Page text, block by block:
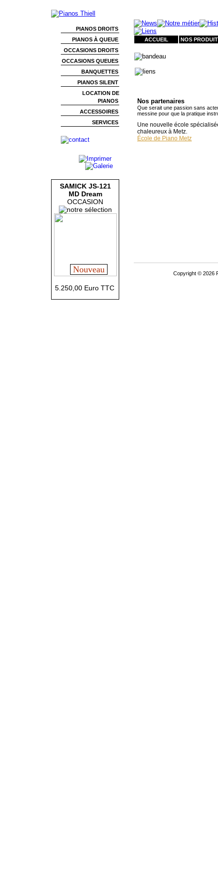
PIANOS DROITS
PIANOS À QUEUE
OCCASIONS DROITS
OCCASIONS QUEUES
BANQUETTES
PIANOS SILENT
LOCATION DE
PIANOS
ACCESSOIRES
SERVICES
SAMICK JS-121
MD Dream
OCCASION
Nouveau
5.250,00 Euro TTC
ACCUEIL NOS
Nos partenaires
Que serait une passion sans
messine pour que la pratique
Une nouvelle école
chaleureux à Metz.
École de Piano Metz
Copyright © 2026